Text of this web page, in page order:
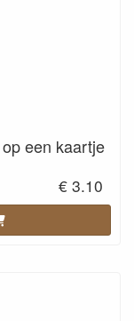
een kaartje
€ 3.10